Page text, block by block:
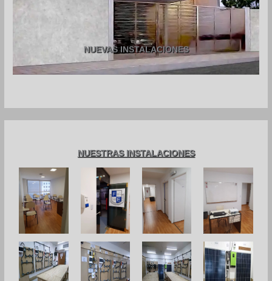
NUEVAS INSTALACIONES
NUESTRAS INSTALACIONES